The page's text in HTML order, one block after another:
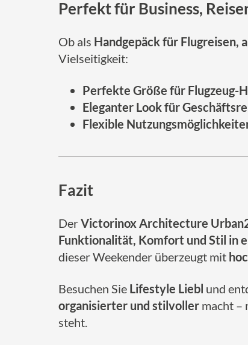
Perfekt für Business,
Ob als Handgepäck für Flugreisen,
Vielseitigkeit:
Perfekte Größe für Flugzeug-
Eleganter Look für
Flexible
Fazit
DerVictorinox Architecture
Funktionalität, Komfort und Stil in
dieser Weekender überzeugt mit
Besuchen Sie Lifestyle Liebl und
organisierter und stilvoller macht –
steht.